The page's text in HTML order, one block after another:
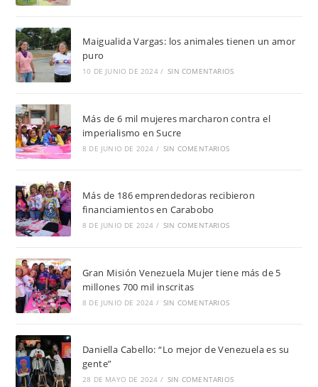
Maigualida Vargas: los animales tienen un amor
puro
10 DE JUNIO DE 2024 / SIN COMENTARIOS
Más de 6 mil mujeres marcharon contra el
imperialismo en Sucre
8 DE JUNIO DE 2024 / SIN COMENTARIOS
Más de 186 emprendedoras recibieron
financiamientos en Carabobo
8 DE JUNIO DE 2024 / SIN COMENTARIOS
Gran Misión Venezuela Mujer tiene más de 5
millones 700 mil inscritas
8 DE JUNIO DE 2024 / SIN COMENTARIOS
Daniella Cabello: “Lo mejor de Venezuela es su
gente”
28 DE MAYO DE 2024 / SIN COMENTARIOS